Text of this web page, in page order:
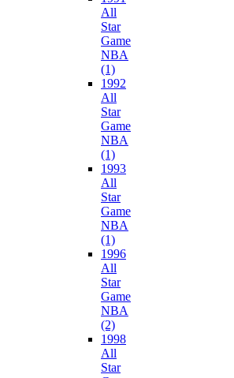
All
Star
Game
NBA
(1)
1992
All
Star
Game
NBA
(1)
1993
All
Star
Game
NBA
(1)
1996
All
Star
Game
NBA
(2)
1998
All
Star